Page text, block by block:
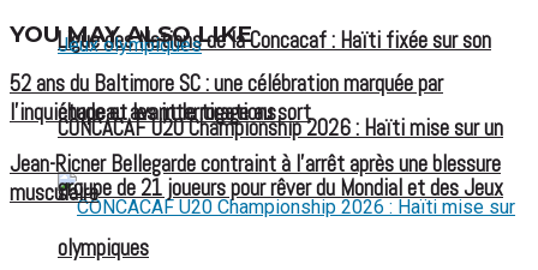
Ligue des Nations de la Concacaf : Haïti fixée sur son
chapeau avant le tirage au sort
CONCACAF U20 Championship 2026 : Haïti mise sur un
groupe de 21 joueurs pour rêver du Mondial et des Jeux
olympiques
YOU MAY ALSO LIKE
52 ans du Baltimore SC : une célébration marquée par
l’inquiétude et les interrogations
Jean-Ricner Bellegarde contraint à l’arrêt après une blessure
musculaire